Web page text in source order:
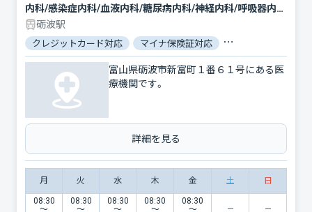
内科/感染症内科/血液内科/糖尿病内科/神経内科/呼吸器内科/循環器科/消化器科/腎臓内科・外科/外科/脳神経外科/呼吸器外科/心臓血管外科/肛門科/整形外科/形成外科/小児科/産婦人科/眼科/耳鼻咽喉科/皮膚科/泌尿器科/精神科・神経科/歯科口腔外科/リハビリテーション/放射線科/臨床検査・病理診断/救急科/麻酔科/緩和ケア
砺波駅
クレジットカード対応 マイナ保険証対応 駐車場あり
富山県砺波市新富町１番６１号にある医
療機関です。
詳細を見る
月 火 水 木 金 土 日
08:30
〜
08:30
〜
08:30
〜
08:30
〜
08:30
〜